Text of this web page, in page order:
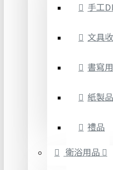
手工
文具
書寫
紙製品
禮品
衛浴用品